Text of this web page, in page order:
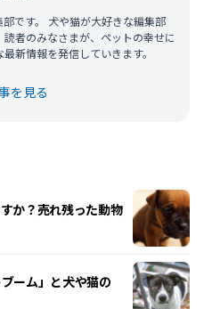
です。 犬や猫が大好きな編集部
者のみなさまが、ペットの幸せに
新情報を発信していきます。
を見る
か？売れ残った動物
ーム」と犬や猫の